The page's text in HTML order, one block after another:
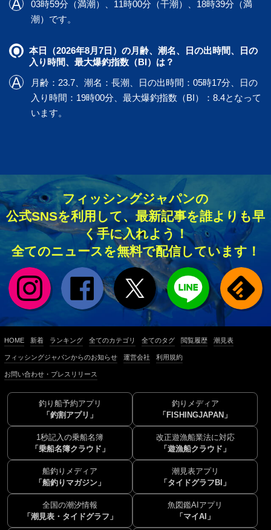
03時59分（満潮）、11時00分（干潮）、18時39分（満
潮）です。
本日（2026年8月7日）の月齢、潮名、日の出時間、日の
入り時間、最大爆釣指数（BI）は？
月齢：23.7、潮名：長潮、日の出時間：05時17分、日の
入り時間：19時00分、最大爆釣指数（BI）：8.4となって
います。
フィッシングジャパンの
公式SNSを利用して、最新記事を誰よりも早
く手に入れよう！
全てのニュースを無料で配信しています！
HOME 新着 ランキング 全てのカテゴリ 全てのタグ 閲覧履歴 潮見表
フィッシングジャパンからのお知らせ 運営会社 利用規約
お問い合わせ・プレスリリース
釣り船予約アプリ
「釣割アプリ」
釣りメディア
「FISHINGJAPAN」
1秒記入の乗船名簿
「乗船名簿クラウド」
改正遊漁船業法に対応
「遊漁船クラウド」
船釣りメディア
「船釣りマガジン」
潮見表アプリ
「タイドグラフBI」
全国の潮汐情報
「潮見表・タイドグラフ」
魚図鑑AIアプリ
「マイAI」